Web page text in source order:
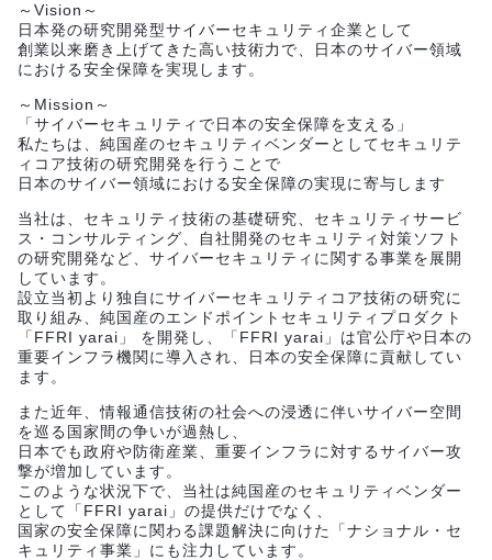
～Vision～
日本発の研究開発型サイバーセキュリティ企業として
創業以来磨き上げてきた高い技術力で、日本のサイバー領域
における安全保障を実現します。
～Mission～
「サイバーセキュリティで日本の安全保障を支える」
私たちは、純国産のセキュリティベンダーとしてセキュリテ
ィコア技術の研究開発を行うことで
日本のサイバー領域における安全保障の実現に寄与します
当社は、セキュリティ技術の基礎研究、セキュリティサービ
ス・コンサルティング、自社開発のセキュリティ対策ソフト
の研究開発など、サイバーセキュリティに関する事業を展開
しています。
設立当初より独自にサイバーセキュリティコア技術の研究に
取り組み、純国産のエンドポイントセキュリティプロダクト
「FFRI yarai」 を開発し、「FFRI yarai」は官公庁や日本の
重要インフラ機関に導入され、日本の安全保障に貢献してい
ます。
また近年、情報通信技術の社会への浸透に伴いサイバー空間
を巡る国家間の争いが過熱し、
日本でも政府や防衛産業、重要インフラに対するサイバー攻
撃が増加しています。
このような状況下で、当社は純国産のセキュリティベンダー
として「FFRI yarai」の提供だけでなく、
国家の安全保障に関わる課題解決に向けた「ナショナル・セ
キュリティ事業」にも注力しています。